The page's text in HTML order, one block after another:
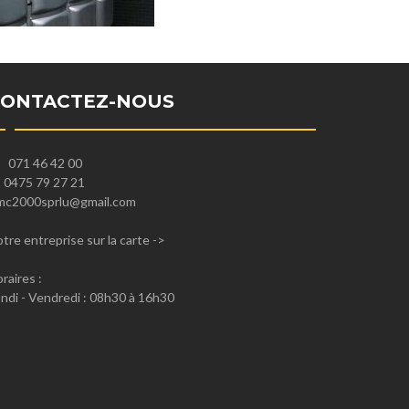
NOUS
071 46 42 00
0475 79 27 21
entreprise sur la carte->
:
- Vendredi : 08h30 à 16h30